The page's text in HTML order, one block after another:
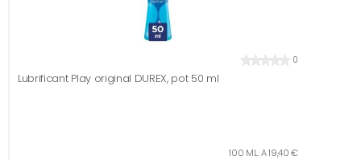
0
Lubrificant Play original DUREX, pot 50 ml
100 ML. A 19,40 €